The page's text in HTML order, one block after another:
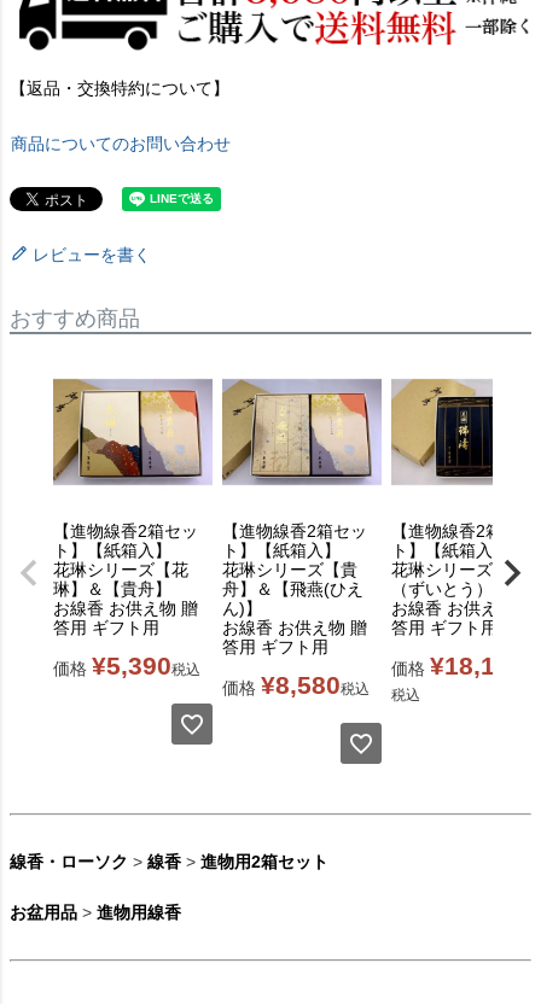
【返品・交換特約について】
商品についてのお問い合わせ
レビューを書く
おすすめ商品
【進物線香2箱セッ
ト】【紙箱入】
花琳シリーズ【花
琳】＆【貴舟】
お線香 お供え物 贈
答用 ギフト用
価格 ¥5,390税込
【進物線香2箱セッ
ト】【紙箱入】
花琳シリーズ【貴
舟】＆【飛燕(ひえ
ん)】
お線香 お供え物 贈
答用 ギフト用
価格 ¥8,580税込
【進物線香2箱セッ
ト】【紙箱入】
花琳シリーズ【瑞
（ずいとう）】
お線香 お供え物 贈
答用 ギフト用
価格 ¥18,150
税込
線香・ローソク > 線香 > 進物用2箱セット
お盆用品 > 進物用線香